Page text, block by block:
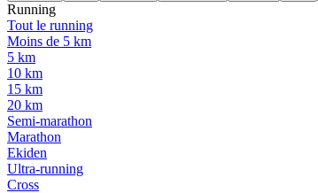
Running
Tout le running
Moins de 5 km
5 km
10 km
15 km
20 km
Semi-marathon
Marathon
Ekiden
Ultra-running
Cross